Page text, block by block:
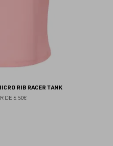
RIB RACER TANK
DE 6.50€